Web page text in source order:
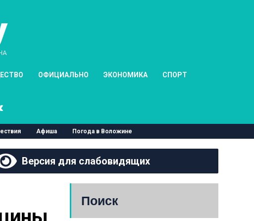
ОФИЦИАЛЬНО ЭКОНОМИКА СПОРТ
Афиша Погода в Воложине
Версия для слабовидящих
Поиск